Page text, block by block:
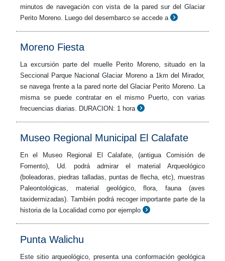
minutos de navegación con vista de la pared sur del Glaciar
Perito Moreno. Luego del desembarco se accede a
Moreno Fiesta
La excursión parte del muelle Perito Moreno, situado en la
Seccional Parque Nacional Glaciar Moreno a 1km del Mirador,
se navega frente a la pared norte del Glaciar Perito Moreno. La
misma se puede contratar en el mismo Puerto, con varias
frecuencias diarias. DURACION: 1 hora
Museo Regional Municipal El Calafate
En el Museo Regional El Calafate, (antigua Comisión de
Fomento), Ud. podrá admirar el material Arqueológico
(boleadoras, piedras talladas, puntas de flecha, etc), muestras
Paleontológicas, material geológico, flora, fauna (aves
taxidermizadas). También podrá recoger importante parte de la
historia de la Localidad como por ejemplo
Punta Walichu
Este sitio arqueológico, presenta una conformación geológica